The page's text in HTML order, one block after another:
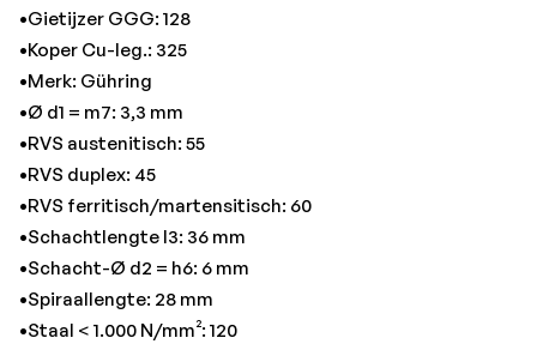
•Gietijzer GGG: 128
•Koper Cu-leg.: 325
•Merk: Gühring
•Ø d1 = m7: 3,3 mm
•RVS austenitisch: 55
•RVS duplex: 45
•RVS ferritisch/martensitisch: 60
•Schachtlengte l3: 36 mm
•Schacht-Ø d2 = h6: 6 mm
•Spiraallengte: 28 mm
•Staal < 1.000 N/mm²: 120